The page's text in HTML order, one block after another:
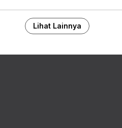
Lihat Lainnya